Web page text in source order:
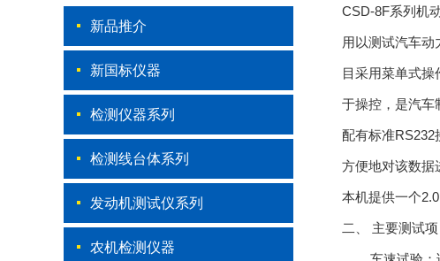
新品推介
新国标仪器
检测仪器系列
检测线台体系列
发动机测试仪系列
农机检测仪器
CSD-8F系列机
用以测试汽车动
目采用菜单式
于操控，是汽车
配有标准RS232
方便地对该数据
本机提供一个
二、 主要测试项